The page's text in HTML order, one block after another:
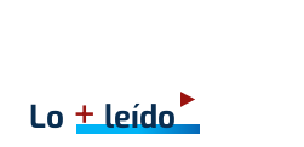
Lo +leído